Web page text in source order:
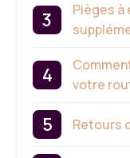
Pièges à
votre
Retours